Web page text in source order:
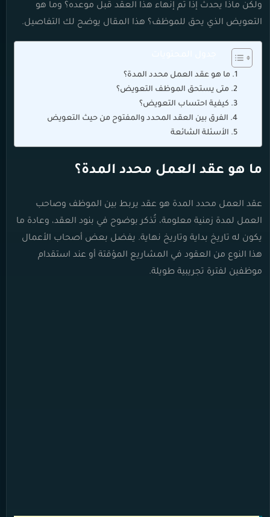
ولكن ماذا يحدث إذا تم إنهاء هذا العقد قبل موعده؟ وما هو
التعويض الذي يحق للموظف؟ هذا المقال يوضح لك التفاصيل.
ما هو عقد العمل محدد المدة؟
متى يستحق الموظف التعويض؟
كيفية احتساب التعويض؟
الفرق بين العقد المحدد والمفتوح من حيث التعويض
الأسئلة الشائعة
ما هو عقد العمل محدد المدة؟
عقد العمل محدد المدة هو عقد يربط بين الموظف وصاحب
العمل لمدة زمنية معلومة، تُذكر بوضوح في بنود العقد، وعادة ما
يكون له تاريخ بداية وتاريخ نهاية. يفضل بعض أصحاب الأعمال
هذا النوع من العقود في المشاريع المؤقتة أو عند استقدام
موظفين لفترة تجريبية طويلة.